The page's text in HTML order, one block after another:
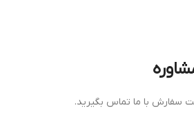
سفارش با ما تماس بگیرید.